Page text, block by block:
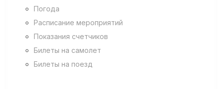
Погода
Расписание мероприятий
Показания счетчиков
Билеты на самолет
Билеты на поезд